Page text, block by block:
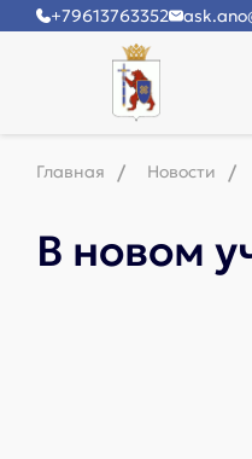
+79613763352
Главная Новости
В новом